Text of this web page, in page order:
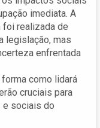
imediata. A
foi realizada de
legislação, mas
enfrentada
como lidará
cruciais para
e sociais do